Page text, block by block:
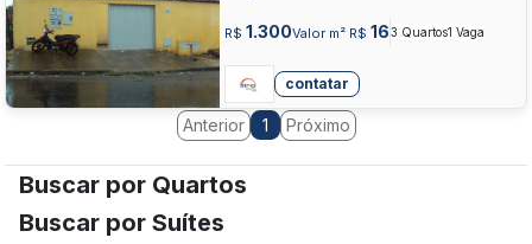
R$ 1.300Valor m² R$ 163 Quartos1 Vaga
contatar
Anterior 1 Próximo
Buscar por Quartos
Buscar por Suítes